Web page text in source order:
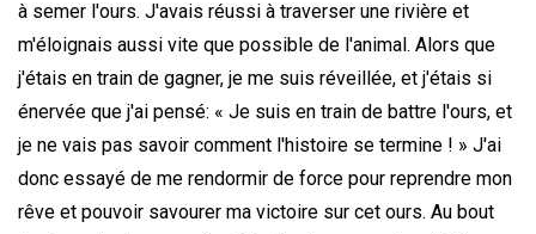
à semer l'ours. J'avais réussi à traverser une rivière et
m'éloignais aussi vite que possible de l'animal. Alors que
j'étais en train de gagner, je me suis réveillée, et j'étais si
énervée que j'ai pensé: « Je suis en train de battre l'ours, et
je ne vais pas savoir comment l'histoire se termine ! » J'ai
donc essayé de me rendormir de force pour reprendre mon
rêve et pouvoir savourer ma victoire sur cet ours. Au bout